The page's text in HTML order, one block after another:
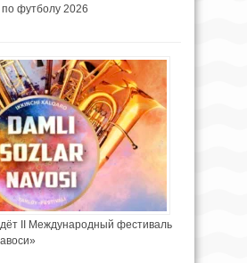
футболу 2026
II Международный фестиваль